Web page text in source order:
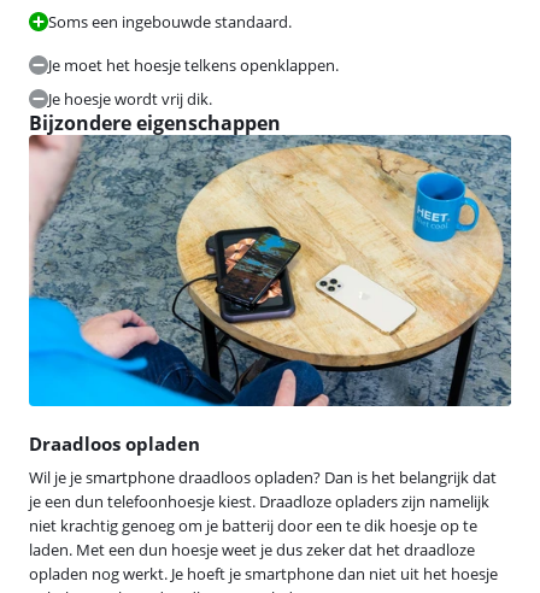
Soms een ingebouwde standaard.
Je moet het hoesje telkens openklappen.
Je hoesje wordt vrij dik.
Bijzondere eigenschappen
Draadloos opladen
Wil je je smartphone draadloos opladen? Dan is het belangrijk dat
je een dun telefoonhoesje kiest. Draadloze opladers zijn namelijk
niet krachtig genoeg om je batterij door een te dik hoesje op te
laden. Met een dun hoesje weet je dus zeker dat het draadloze
opladen nog werkt. Je hoeft je smartphone dan niet uit het hoesje